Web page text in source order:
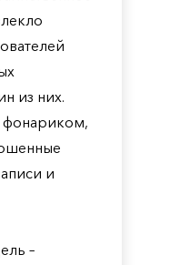
из них.
и
–